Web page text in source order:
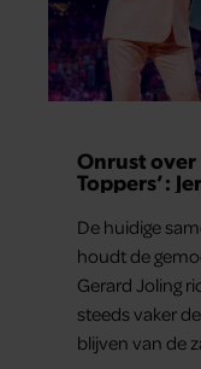
Onrust over
Toppers’:
De huidige
houdt de
Gerard Joling
steeds vaker
blijven van de